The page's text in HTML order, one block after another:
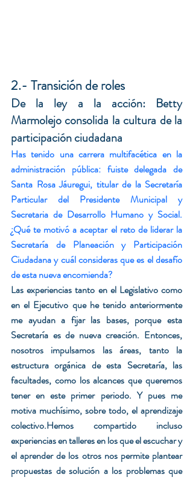
2.- Transición de roles
De la ley a la acción: Betty
Marmolejo consolida la cultura de la
participación ciudadana
Has tenido una carrera multifacética en la
administración pública: fuiste delegada de
Santa Rosa Jáuregui, titular de la Secretaría
Particular del Presidente Municipal y
Secretaria de Desarrollo Humano y Social.
¿Qué te motivó a aceptar el reto de liderar la
Secretaría de Planeación y Participación
Ciudadana y cuál consideras que es el desafío
de esta nueva encomienda?
Las experiencias tanto en el Legislativo como
en el Ejecutivo que he tenido anteriormente
me ayudan a fijar las bases, porque esta
Secretaría es de nueva creación. Entonces,
nosotros impulsamos las áreas, tanto la
estructura orgánica de esta Secretaría, las
facultades, como los alcances que queremos
tener en este primer periodo. Y pues me
motiva muchísimo, sobre todo, el aprendizaje
colectivo.Hemos compartido incluso
experiencias en talleres en los que el escuchar y
el aprender de los otros nos permite plantear
propuestas de solución a los problemas que